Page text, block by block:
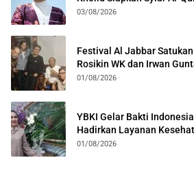
03/08/2026
Festival Al Jabbar
Rosikin WK dan Irwan
Kolosal
01/08/2026
YBKI Gelar Bakti
Hadirkan Layanan
Kebangsaan
01/08/2026